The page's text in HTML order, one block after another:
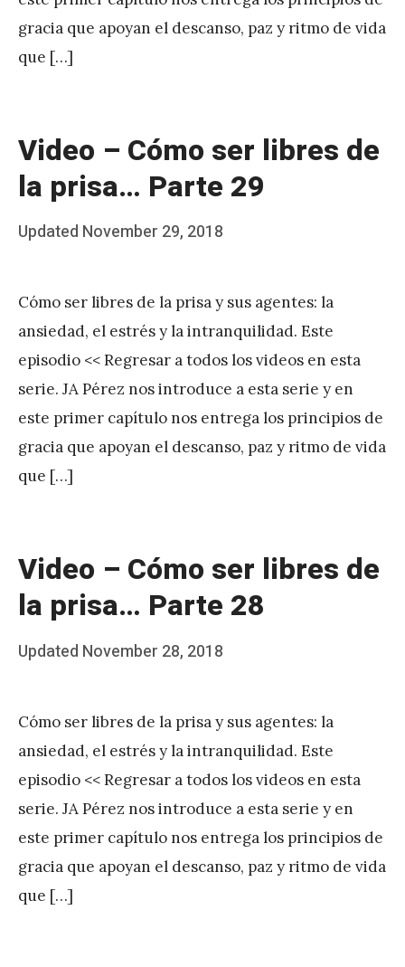
r
e
z
gracia que apoyan el descanso, paz y ritmo de vida
que […]
Video – Cómo ser libres de
la prisa… Parte 29
Posted
Updated November 29, 2018
b
J
A
P
é
r
e
z
Cómo ser libres de la prisa y sus agentes: la
ansiedad, el estrés y la intranquilidad. Este
episodio << Regresar a todos los videos en esta
serie. JA Pérez nos introduce a esta serie y en
este primer capítulo nos entrega los principios de
gracia que apoyan el descanso, paz y ritmo de vida
que […]
Video – Cómo ser libres de
la prisa… Parte 28
Posted
Updated November 28, 2018
b
J
A
P
é
r
e
z
Cómo ser libres de la prisa y sus agentes: la
ansiedad, el estrés y la intranquilidad. Este
episodio << Regresar a todos los videos en esta
serie. JA Pérez nos introduce a esta serie y en
este primer capítulo nos entrega los principios de
gracia que apoyan el descanso, paz y ritmo de vida
que […]